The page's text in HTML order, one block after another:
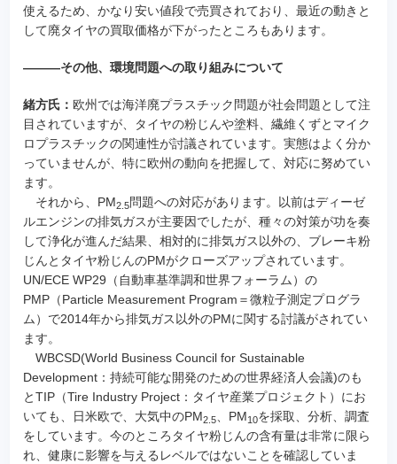
使えるため、かなり安い値段で売買されており、最近の動きと
して廃タイヤの買取価格が下がったところもあります。
―――その他、環境問題への取り組みについて
緒方氏： 欧州では海洋廃プラスチック問題が社会問題として注
目されていますが、タイヤの粉じんや塗料、繊維くずとマイク
ロプラスチックの関連性が討議されています。実態はよく分か
っていませんが、特に欧州の動向を把握して、対応に努めてい
ます。
それから、PM2.5問題への対応があります。以前はディーゼ
ルエンジンの排気ガスが主要因でしたが、種々の対策が功を奏
して浄化が進んだ結果、相対的に排気ガス以外の、ブレーキ粉
じんとタイヤ粉じんのPMがクローズアップされています。
UN/ECE WP29（自動車基準調和世界フォーラム）の
PMP（Particle Measurement Program＝微粒子測定プログラ
ム）で2014年から排気ガス以外のPMに関する討議がされてい
ます。
WBCSD(World Business Council for Sustainable
Development：持続可能な開発のための世界経済人会議)のも
とTIP（Tire Industry Project：タイヤ産業プロジェクト）にお
いても、日米欧で、大気中のPM2.5、PM10を採取、分析、調査
をしています。今のところタイヤ粉じんの含有量は非常に限ら
れ、健康に影響を与えるレベルではないことを確認していま